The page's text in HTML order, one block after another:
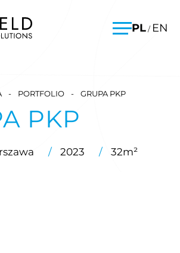
Menu
PL / EN
PKP
/ 2023 / 32m²
- PORTFOLIO - GRUPA PKP